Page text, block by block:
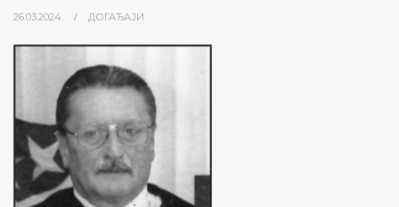
26.03.2024. ДОГАЂАЈИ